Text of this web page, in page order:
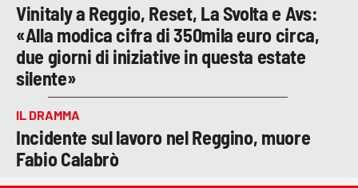
Vinitaly a Reggio, Reset, La Svolta e Avs:
«Alla modica cifra di 350mila euro circa,
due giorni di iniziative in questa estate
silente»
IL DRAMMA
Incidente sul lavoro nel Reggino, muore
Fabio Calabrò